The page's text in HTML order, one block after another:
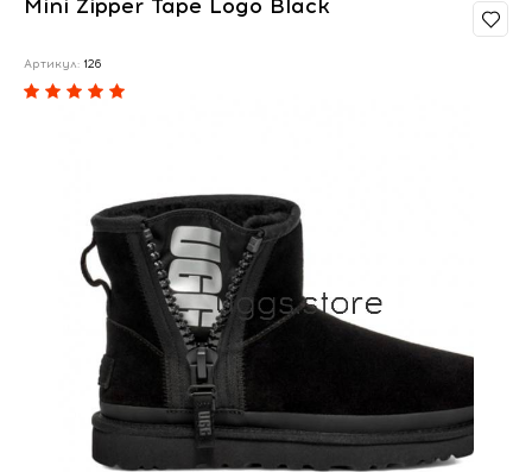
Mini Zipper Tape Logo Black
Артикул: 126